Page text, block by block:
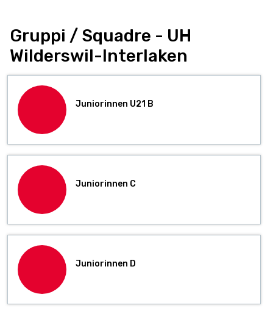
Gruppi / Squadre - UH
Wilderswil-Interlaken
Juniorinnen U21 B
Juniorinnen C
Juniorinnen D